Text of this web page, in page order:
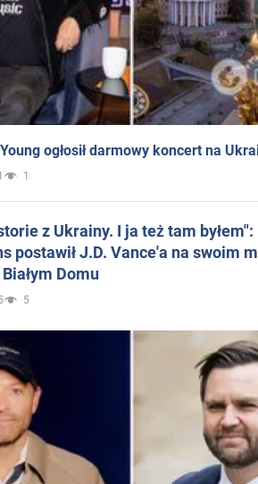
ogłosił darmowy koncert na
1
z Ukrainy. I ja też tam
postawił J.D. Vance'a na swoim
Domu
5